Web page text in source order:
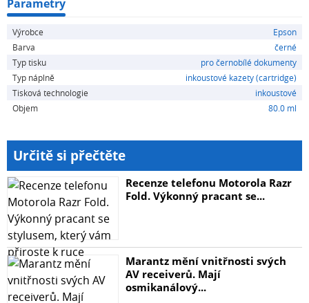
Parametry
Výrobce
Epson
Barva
černé
Typ tisku
pro černobílé dokumenty
Typ náplně
inkoustové kazety (cartridge)
Tisková technologie
inkoustové
Objem
80.0 ml
Určitě si přečtěte
Recenze telefonu Motorola Razr
Fold. Výkonný pracant se...
Marantz mění vnitřnosti svých
AV receiverů. Mají
osmikanálový...